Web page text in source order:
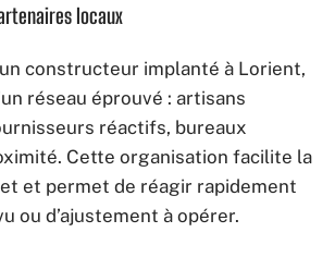
locaux
constructeur implanté à Lorient,
réseau éprouvé : artisans
réactifs, bureaux
Cette organisation facilite la
et permet de réagir rapidement
ou d’ajustement à opérer.